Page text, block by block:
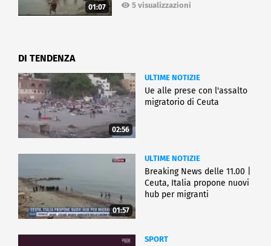
01:07 5 visualizzazioni
DI TENDENZA
02:56
ULTIME NOTIZIE
Ue alle prese con l'assalto
migratorio di Ceuta
01:57
ULTIME NOTIZIE
Breaking News delle 11.00 |
Ceuta, Italia propone nuovi
hub per migranti
SPORT